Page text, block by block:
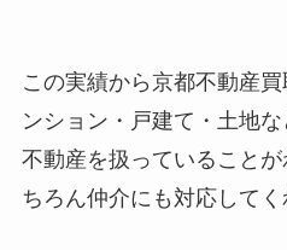
この実績から京都不動産
ンション・戸建て・土地
不動産を扱っていること
ちろん仲介にも対応してく